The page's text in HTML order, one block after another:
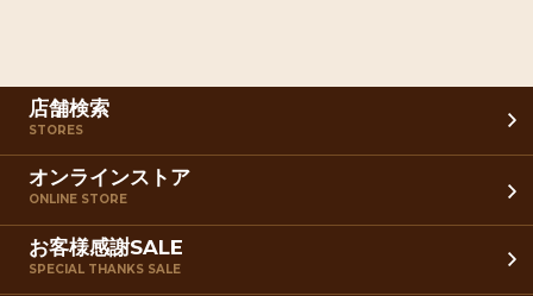
店舗検索
STORES
オンラインストア
ONLINE STORE
お客様感謝SALE
SPECIAL THANKS SALE